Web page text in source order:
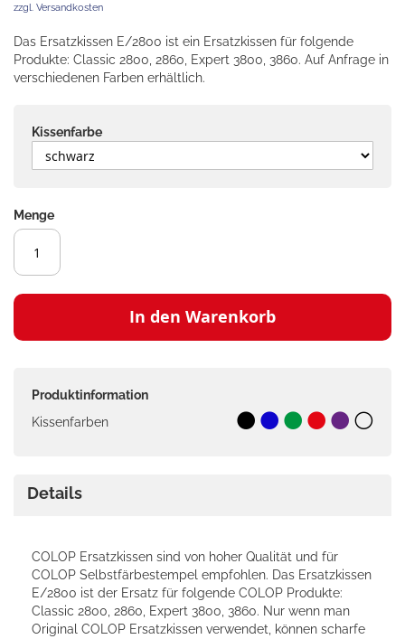
zzgl. Versandkosten
Das Ersatzkissen E/2800 ist ein Ersatzkissen für folgende
Produkte: Classic 2800, 2860, Expert 3800, 3860. Auf Anfrage in
verschiedenen Farben erhältlich.
Kissenfarbe
Menge
In den Warenkorb
Produktinformation
Kissenfarben
Details
COLOP Ersatzkissen sind von hoher Qualität und für
COLOP Selbstfärbestempel empfohlen. Das Ersatzkissen
E/2800 ist der Ersatz für folgende COLOP Produkte:
Classic 2800, 2860, Expert 3800, 3860. Nur wenn man
Original COLOP Ersatzkissen verwendet, können scharfe